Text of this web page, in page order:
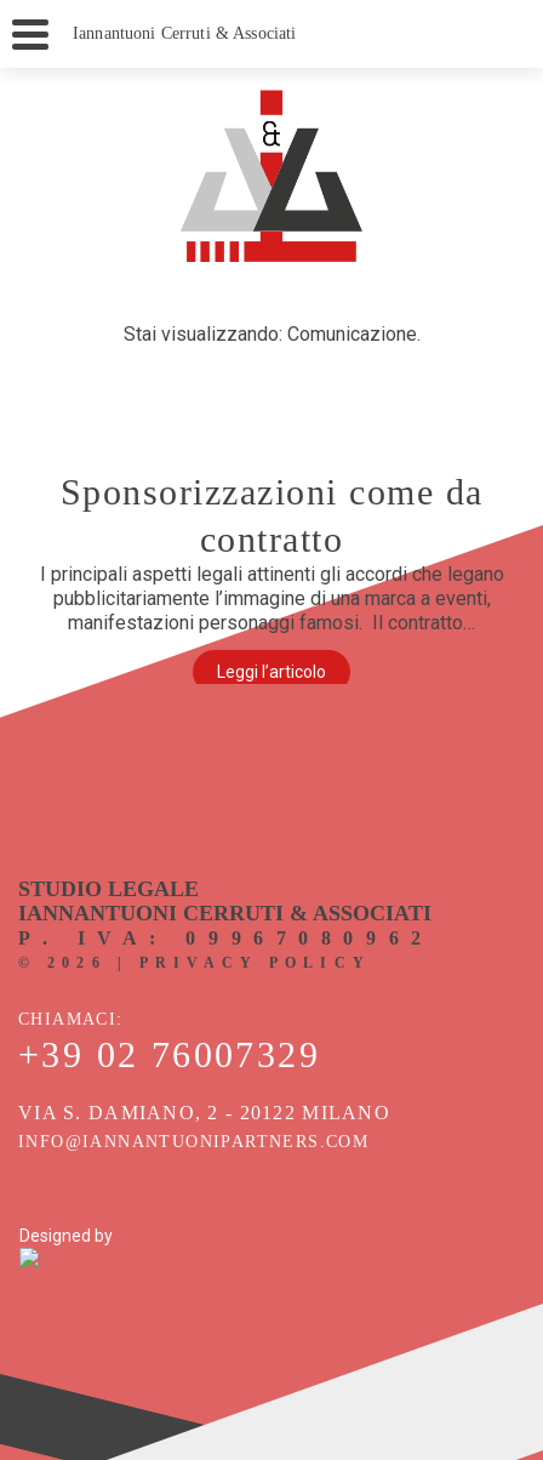
Iannantuoni Cerruti & Associati
Stai visualizzando: Comunicazione.
Sponsorizzazioni come da
contratto
I principali aspetti legali attinenti gli accordi che legano
pubblicitariamente l’immagine di una marca a eventi,
manifestazioni personaggi famosi. Il contratto…
Leggi l’articolo
STUDIO LEGALE
IANNANTUONI CERRUTI & ASSOCIATI
P. IVA: 09967080962
©2026 |PRIVACY POLICY
CHIAMACI
+39 02 76007329
VIA S. DAMIANO, 2 - 20122 MILANO
INFO@IANNANTUONIPARTNERS.COM
Designed by